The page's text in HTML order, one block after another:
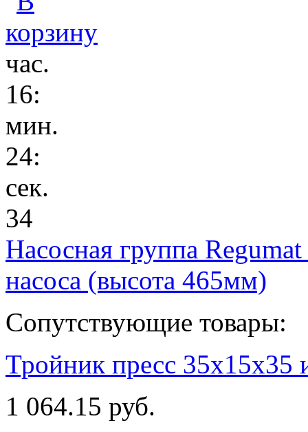
час.
16:
мин.
24:
сек.
34
Насосная группа
насоса (высота 465мм)
Сопутствующие товары:
Тройник пресс 35х15х35
1 064.15 руб.